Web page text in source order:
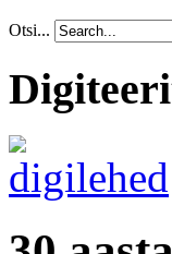
Otsi...